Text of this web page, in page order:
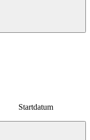
Startdatum